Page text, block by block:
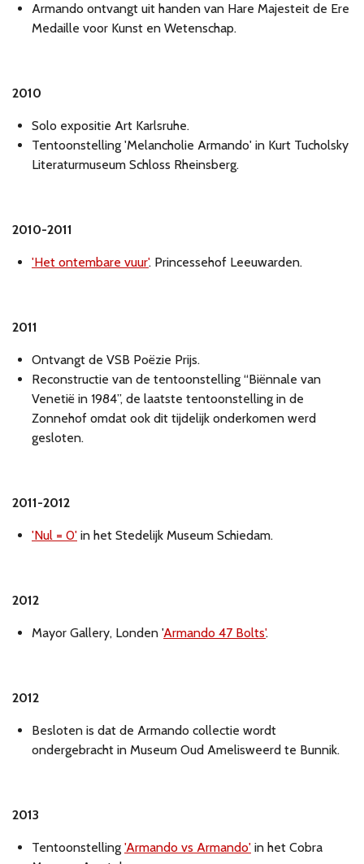
Armando ontvangt uit handen van Hare Majesteit de Ere
Medaille voor Kunst en Wetenschap.
2010
Solo expositie Art Karlsruhe.
Tentoonstelling 'Melancholie Armando' in Kurt Tucholsky
Literaturmuseum Schloss Rheinsberg.
2010-2011
'Het ontembare vuur'. Princessehof Leeuwarden.
2011
Ontvangt de VSB Poëzie Prijs.
Reconstructie van de tentoonstelling “Biënnale van
Venetië in 1984”, de laatste tentoonstelling in de
Zonnehof omdat ook dit tijdelijk onderkomen werd
gesloten.
2011-2012
'Nul = 0' in het Stedelijk Museum Schiedam.
2012
Mayor Gallery, Londen 'Armando 47 Bolts'.
2012
Besloten is dat de Armando collectie wordt
ondergebracht in Museum Oud Amelisweerd te Bunnik.
2013
Tentoonstelling 'Armando vs Armando' in het Cobra